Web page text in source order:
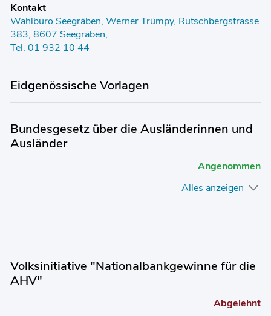
Kontakt
Wahlbüro Seegräben, Werner Trümpy, Rutschbergstrasse
383, 8607 Seegräben,
Tel. 01 932 10 44
Eidgenössische Vorlagen
Bundesgesetz über die Ausländerinnen und
Ausländer
Angenommen
Alles anzeigen
Volksinitiative "Nationalbankgewinne für die
AHV"
Abgelehnt